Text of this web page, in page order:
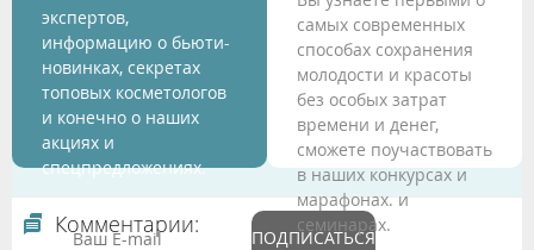
экспертов,
информацию о бьюти-
новинках, секретах
топовых косметологов
и конечно о наших
акциях и
спецпредложениях.
ПОДПИСАТЬСЯ
самых современных
способах сохранения
молодости и красоты
без особых затрат
времени и денег,
сможете поучаствовать
в наших конкурсах и
марафонах. и
семинарах.
Комментарии: